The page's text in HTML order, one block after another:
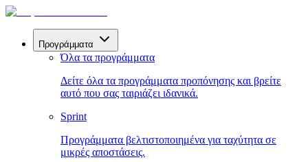
Προγράμματα
Όλα τα προγράμματα
Δείτε όλα τα προγράμματα προπόνησης και βρείτε
αυτό που σας ταιριάζει ιδανικά.
Sprint
Προγράμματα βελτιστοποιημένα για ταχύτητα σε
μικρές αποστάσεις.